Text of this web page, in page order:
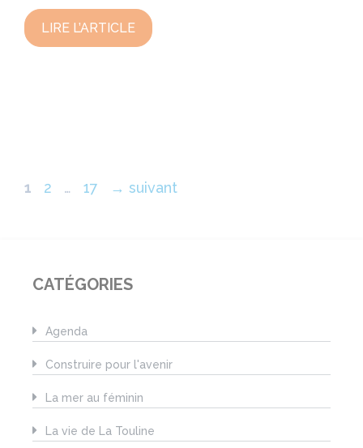
LIRE L’ARTICLE
Page
1 Page
2 … Page
17 → suivant
CATÉGORIES
Agenda
Construire pour l'avenir
La mer au féminin
La vie de La Touline